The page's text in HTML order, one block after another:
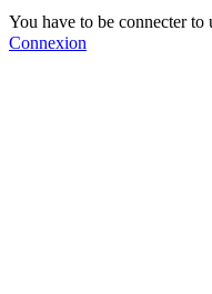
You have to be connecter
Connexion